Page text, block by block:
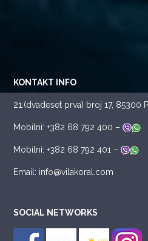
KONTAKT INFO
21.(dvadeset prva) broj 17, 85300
Mobilni: +382 68 792 400 –
Mobilni: +382 68 792 401 –
Email: info@vilakoral.com
SOCIAL NETWORKS